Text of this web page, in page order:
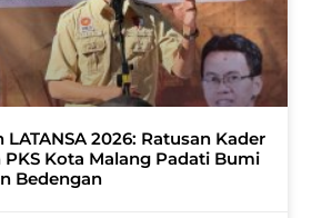
2026: Ratusan Kader
Kota Malang Padati Bumi
Bedengan